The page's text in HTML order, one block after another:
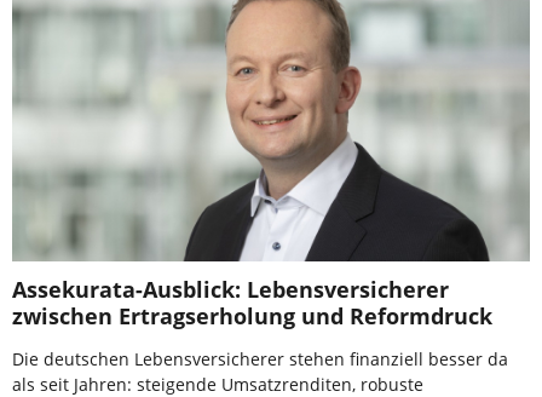
Assekurata-Ausblick: Lebensversicherer
zwischen Ertragserholung und Reformdruck
Die deutschen Lebensversicherer stehen finanziell besser da
als seit Jahren: steigende Umsatzrenditen, robuste